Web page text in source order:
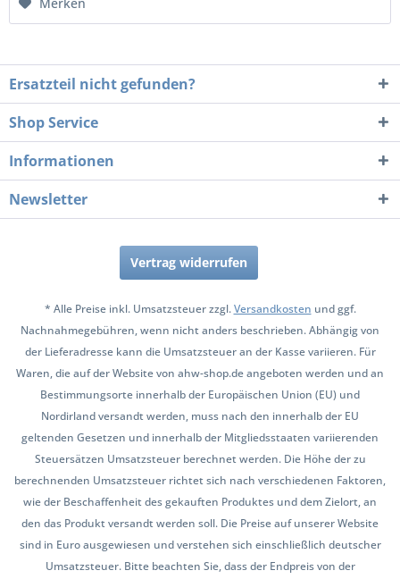
Merken
Ersatzteil nicht gefunden?
Shop Service
Informationen
Newsletter
Vertrag widerrufen
* Alle Preise inkl. Umsatzsteuer zzgl.Versandkosten und ggf.
Nachnahmegebühren, wenn nicht anders beschrieben. Abhängig von
der Lieferadresse kann die Umsatzsteuer an der Kasse variieren. Für
Waren, die auf der Website von ahw-shop.de angeboten werden und an
Bestimmungsorte innerhalb der Europäischen Union (EU) und
Nordirland versandt werden, muss nach den innerhalb der EU
geltenden Gesetzen und innerhalb der Mitgliedsstaaten variierenden
Steuersätzen Umsatzsteuer berechnet werden. Die Höhe der zu
berechnenden Umsatzsteuer richtet sich nach verschiedenen Faktoren,
wie der Beschaffenheit des gekauften Produktes und dem Zielort, an
den das Produkt versandt werden soll. Die Preise auf unserer Website
sind in Euro ausgewiesen und verstehen sich einschließlich deutscher
Umsatzsteuer. Bitte beachten Sie, dass der Endpreis von der